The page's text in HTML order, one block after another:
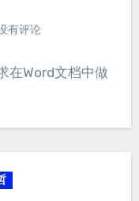
有评论
在Word文档中做